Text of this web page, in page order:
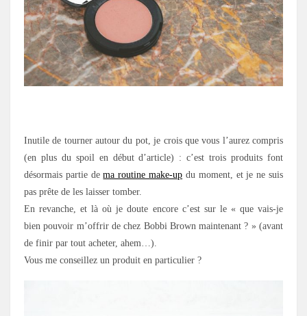
Inutile de tourner autour du pot, je crois que vous l’aurez compris
(en plus du spoil en début d’article) : c’est trois produits font
désormais partie dema routine make-up du moment, et je ne suis
pas prête de les laisser tomber.
En revanche, et là où je doute encore c’est sur le « que vais-je
bien pouvoir m’offrir de chez Bobbi Brown maintenant ? » (avant
de finir par tout acheter, ahem…).
Vous me conseillez un produit en particulier ?